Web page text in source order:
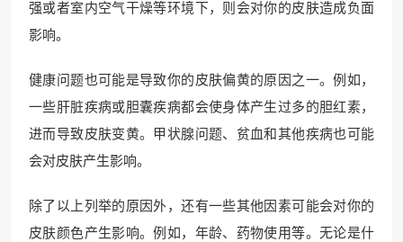
强或者室内空气干燥等环境下，则会对你的皮肤造成负面
影响。
健康问题也可能是导致你的皮肤偏黄的原因之一。例如，
一些肝脏疾病或胆囊疾病都会使身体产生过多的胆红素，
进而导致皮肤变黄。甲状腺问题、贫血和其他疾病也可能
会对皮肤产生影响。
除了以上列举的原因外，还有一些其他因素可能会对你的
皮肤颜色产生影响。例如，年龄、药物使用等。无论是什